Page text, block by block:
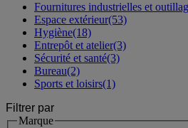
Fournitures industrielles et
Espace extérieur(53)
Hygiène(18)
Entrepôt et atelier(3)
Sécurité et santé(3)
Bureau(2)
Sports et loisirs(1)
Filtrer par
Marque